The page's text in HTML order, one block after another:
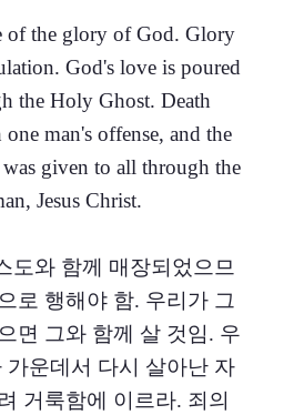
of the glory of God. Glory
God's love is poured
the Holy Ghost. Death
man's offense, and the
given to all through the
Jesus Christ.
도와 함께 매장되었으므
로 행해야 함. 우리가 그
면 그와 함께 살 것임. 우
가운데서 다시 살아난 자
거룩함에 이르라. 죄의